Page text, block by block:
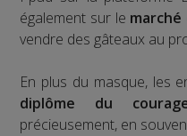
également sur le marché
vendre des gâteaux au
En plus du masque, les
diplôme du
précieusement, en